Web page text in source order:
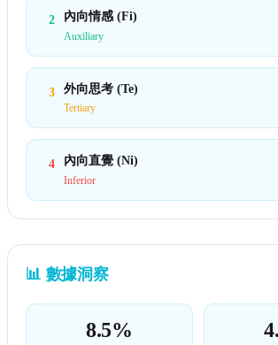
2 內向情感 (Fi)
Auxiliary
3 外向思考 (Te)
Tertiary
4 內向直覺 (Ni)
Inferior
📊 數據洞察
8.5%